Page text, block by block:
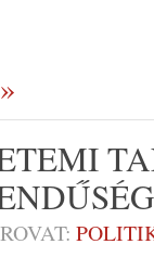
ROVAT: